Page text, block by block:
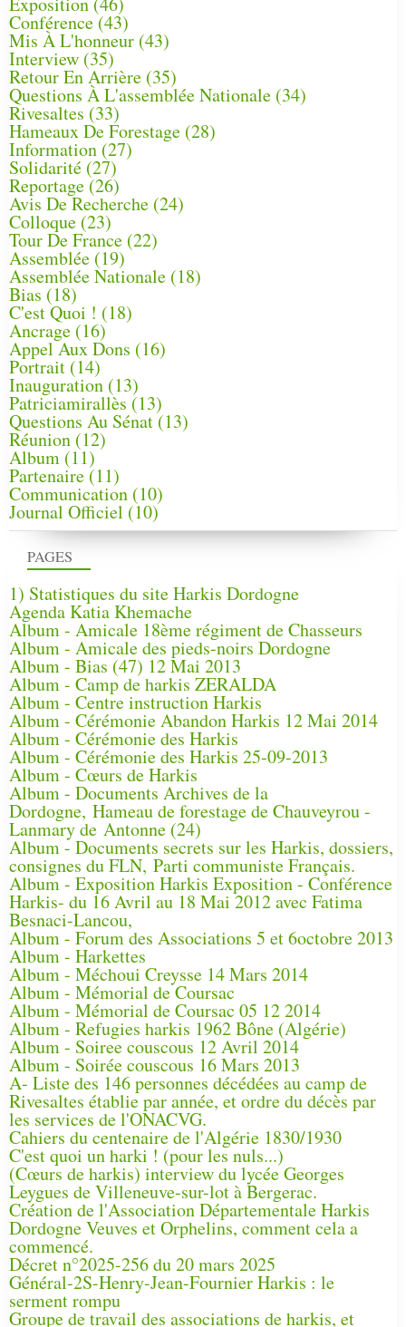
PAGES
1) Statistiques du site Harkis Dordogne
Agenda Katia Khemache
Album - Amicale 18ème régiment de Chasseurs
Album - Amicale des pieds-noirs Dordogne
Album - Bias (47) 12 Mai 2013
Album - Camp de harkis ZERALDA
Album - Centre instruction Harkis
Album - Cérémonie Abandon Harkis 12 Mai 2014
Album - Cérémonie des Harkis
Album - Cérémonie des Harkis 25-09-2013
Album - Cœurs de Harkis
Album - Documents Archives de la
Dordogne, Hameau de forestage de Chauveyrou -
Lanmary de Antonne (24)
Album - Documents secrets sur les Harkis, dossiers,
consignes du FLN, Parti communiste Français.
Album - Exposition Harkis Exposition - Conférence
Harkis- du 16 Avril au 18 Mai 2012 avec Fatima
Besnaci-Lancou,
Album - Forum des Associations 5 et 6octobre 2013
Album - Harkettes
Album - Méchoui Creysse 14 Mars 2014
Album - Mémorial de Coursac
Album - Mémorial de Coursac 05 12 2014
Album - Refugies harkis 1962 Bône (Algérie)
Album - Soiree couscous 12 Avril 2014
Album - Soirée couscous 16 Mars 2013
A- Liste des 146 personnes décédées au camp de
Rivesaltes établie par année, et ordre du décès par
les services de l'ONACVG.
Cahiers du centenaire de l'Algérie 1830/1930
C'est quoi un harki ! (pour les nuls...)
(Cœurs de harkis) interview du lycée Georges
Leygues de Villeneuve-sur-lot à Bergerac.
Création de l'Association Départementale Harkis
Dordogne Veuves et Orphelins, comment cela a
commencé.
Décret n°2025-256 du 20 mars 2025
Général-2S-Henry-Jean-Fournier Harkis : le
serment rompu
Groupe de travail des associations de harkis, et
Conférence(43)
Mis À L'honneur (43)
Interview (35)
Retour En Arrière (35)
Questions À L'assemblée Nationale (34)
Rivesaltes (33)
Hameaux De Forestage (28)
Information (27)
Solidarité (27)
Reportage(26)
Avis De Recherche (24)
Colloque (23)
Tour De France (22)
Assemblée (19)
Assemblée Nationale (18)
Bias (18)
C'est Quoi ! (18)
Ancrage (16)
Appel Aux Dons (16)
Portrait (14)
Inauguration (13)
Patriciamirallès (13)
Questions Au Sénat(13)
Réunion (12)
Album (11)
Partenaire(11)
Communication (10)
Journal Officiel (10)